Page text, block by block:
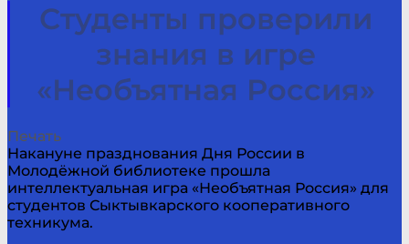
Студенты проверили
знания в игре
«Необъятная Россия»
Печать
Накануне празднования Дня России в
Молодёжной библиотеке прошла
интеллектуальная игра «Необъятная Россия» для
студентов Сыктывкарского кооперативного
техникума.